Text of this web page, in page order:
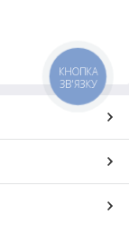
КНОПКА
ЗВ'ЯЗКУ